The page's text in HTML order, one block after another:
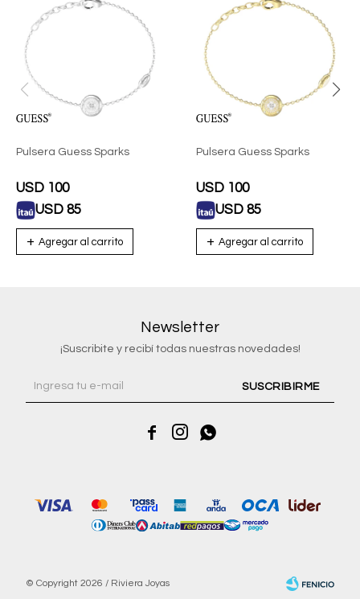
Pulsera Guess Sparks
USD 100
USD 85
Pulsera Guess Sparks
USD 100
USD 85
Newsletter
¡Suscribite y recibí todas nuestras novedades!
SUSCRIBIRME
  
© Copyright 2026 / Riviera Joyas